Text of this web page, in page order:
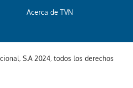
Acerca de TVN
S.A 2024, todos los derechos